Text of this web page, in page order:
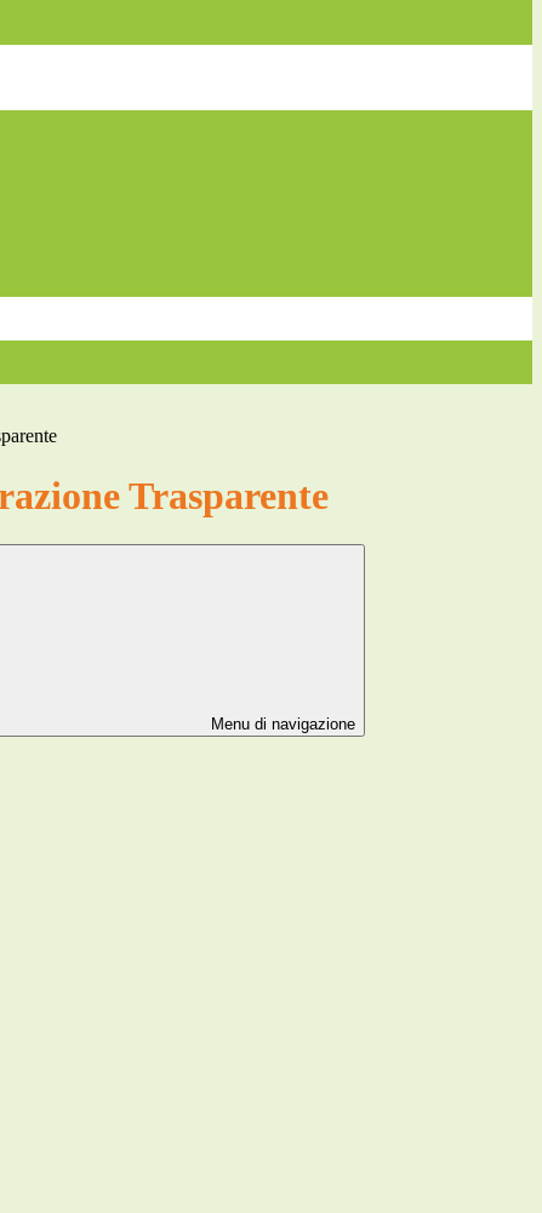
Trasparente
Menu di navigazione